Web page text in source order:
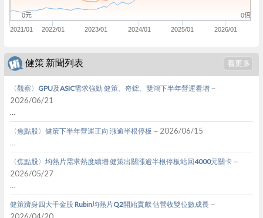
2021/01 2022/01 2023/01 2024/01 2025/01 2026/01
0倍
0元
健策 新聞列表
〈觀察〉GPU及ASIC需求強勁 健策、奇鋐、雙鴻下半年營運看增－
2026/06/21
...
〈焦點股〉健策下半年營運正向 漲逾半根停板 －2026/06/15
...
〈焦點股〉均熱片需求熱度續增 健策出關漲逾半根停板站回4000元關卡－
2026/05/27
...
健策躋身四大千金股 Rubin均熱片Q2開始貢獻 估營收雙位數成長－